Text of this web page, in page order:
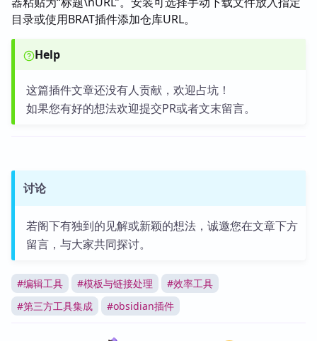
目录或使用BRAT插件添加仓库URL。
Help
这篇插件文章还没有人贡献，欢迎占坑！
如果您有好的想法欢迎提交PR或者文末留言。
讨论
若阁下有独到的见解或新颖的想法，诚邀您在文章下方
留言，与大家共同探讨。
#编辑工具 #模板与链接处理 #效率工具
#第三方工具集成 #obsidian插件